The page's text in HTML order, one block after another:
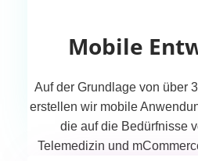
Mobile
Auf der Grundlage von über
erstellen wir mobile
die auf die Bedürfnisse
Telemedizin und